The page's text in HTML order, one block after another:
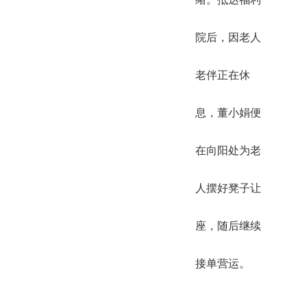
院后，因老人
老伴正在休
息，董小娟便
在向阳处为老
人摆好凳子让
座，随后继续
接单营运。